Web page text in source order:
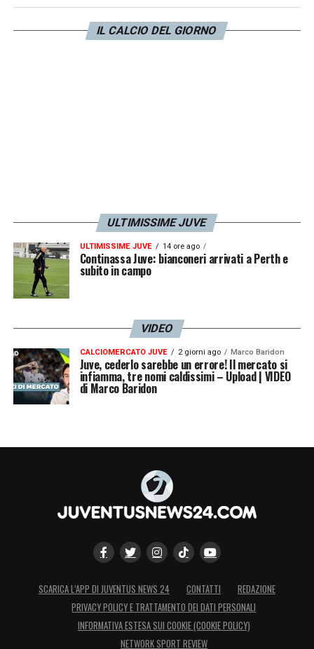
fianco dell’olandese ci sarà Thuram,
panchina invece per Locatelli.
IL CALCIO DEL GIORNO
ULTIMISSIME JUVE
ULTIMISSIME JUVE 14 ore ago
Continassa Juve: bianconeri arrivati a Perth e
subito in campo
VIDEO
CALCIOMERCATO JUVE 2 giorni ago Marco Baridon
Juve, cederlo sarebbe un errore! Il mercato si
infiamma, tre nomi caldissimi – Upload | VIDEO
di Marco Baridon
SCARICA L’APP DI JUVENTUS NEWS 24 CONTATTI
REDAZIONE
PRIVACY POLICY E TRATTAMENTO DEI DATI PERSONALI
INFORMATIVA ESTESA SUI COOKIE (COOKIE POLICY)
NETWORK SPORT REVIEW